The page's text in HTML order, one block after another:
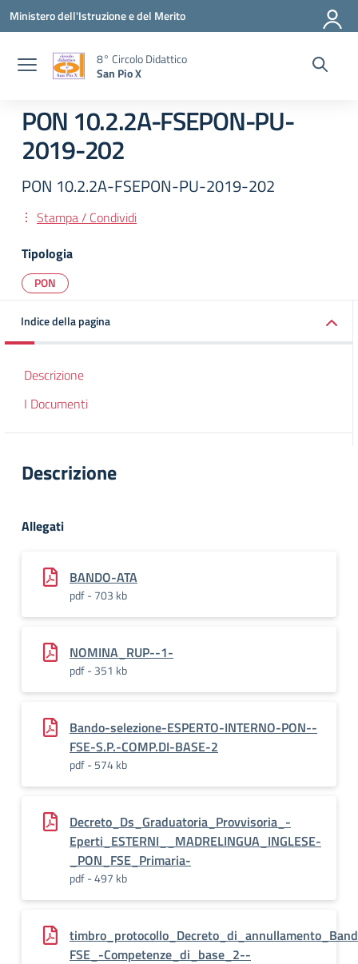
Vai ai contenuti
Vai al menu di navigazione
Vai al footer
Ministero dell'Istruzione e del Merito
8° Circolo Didattico
San Pio X
PON 10.2.2A-FSEPON-PU-
2019-202
PON 10.2.2A-FSEPON-PU-2019-202
Stampa / Condividi
Tipologia
PON
Indice della pagina
Descrizione
I Documenti
Descrizione
Allegati
BANDO-ATA
pdf - 703 kb
NOMINA_RUP--1-
pdf - 351 kb
Bando-selezione-ESPERTO-INTERNO-PON--
FSE-S.P.-COMP.DI-BASE-2
pdf - 574 kb
Decreto_Ds_Graduatoria_Provvisoria_-
Eperti_ESTERNI__MADRELINGUA_INGLESE-
_PON_FSE_Primaria-
pdf - 497 kb
FSE_-Competenze_di_base_2--